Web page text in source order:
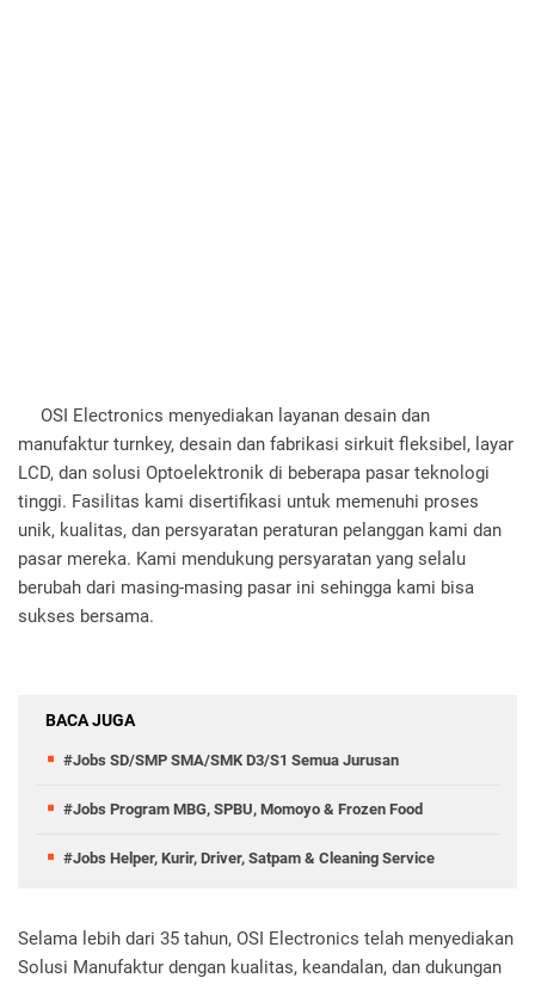
OSI Electronics menyediakan layanan desain dan
manufaktur turnkey, desain dan fabrikasi sirkuit fleksibel, layar
LCD, dan solusi Optoelektronik di beberapa pasar teknologi
tinggi. Fasilitas kami disertifikasi untuk memenuhi proses
unik, kualitas, dan persyaratan peraturan pelanggan kami dan
pasar mereka. Kami mendukung persyaratan yang selalu
berubah dari masing-masing pasar ini sehingga kami bisa
sukses bersama.
BACA JUGA
#Jobs SD/SMP SMA/SMK D3/S1 Semua Jurusan
#Jobs Program MBG, SPBU, Momoyo & Frozen Food
#Jobs Helper, Kurir, Driver, Satpam & Cleaning Service
Selama lebih dari 35 tahun, OSI Electronics telah menyediakan
Solusi Manufaktur dengan kualitas, keandalan, dan dukungan